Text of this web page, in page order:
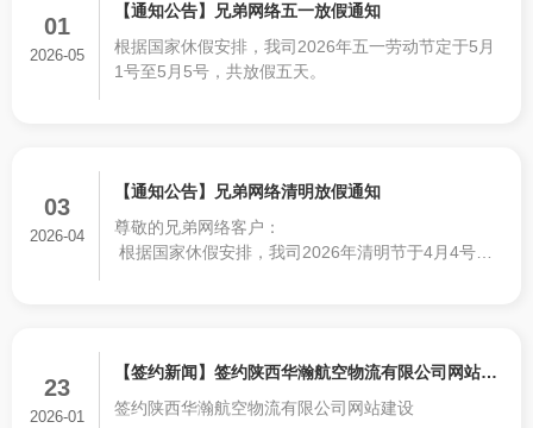
01
2026-05
【通知公告】兄弟网络五一放假通知
根据国家休假安排，我司2026年五一劳动节定于5月
1号至5月5号，共放假五天。
03
2026-04
【通知公告】兄弟网络清明放假通知
尊敬的兄弟网络客户：
根据国家休假安排，我司2026年清明节于4月4号至4
23
2026-01
【签约新闻】签约陕西华瀚航空物流有限公司网站建
设
签约陕西华瀚航空物流有限公司网站建设